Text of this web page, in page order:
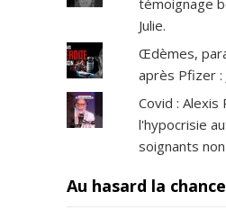
Julie.
Œdèmes,
après Pfizer :
Covid : Alexis
l'hypocrisie
soignants
Au hasard la chance